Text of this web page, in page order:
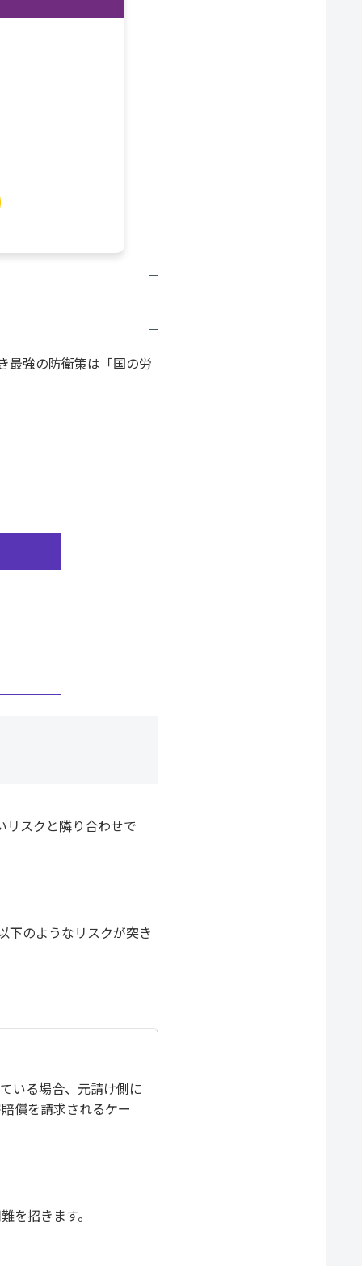
最強の防衛策は「国の労
リスクと隣り合わせで
下のようなリスクが突き
いる場合、元請け側に
償を請求されるケー
を招きます。